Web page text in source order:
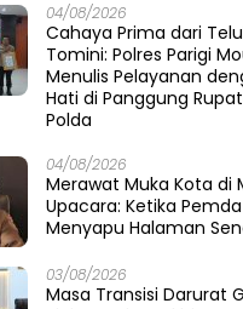
04/08/2026
Cahaya Prima dari
Tomini: Polres Parigi
Menulis Pelayanan
Hati di Panggung
Polda
04/08/2026
Merawat Muka Kota di
Upacara: Ketika Pemda
Menyapu Halaman
03/08/2026
Masa Transisi Darurat